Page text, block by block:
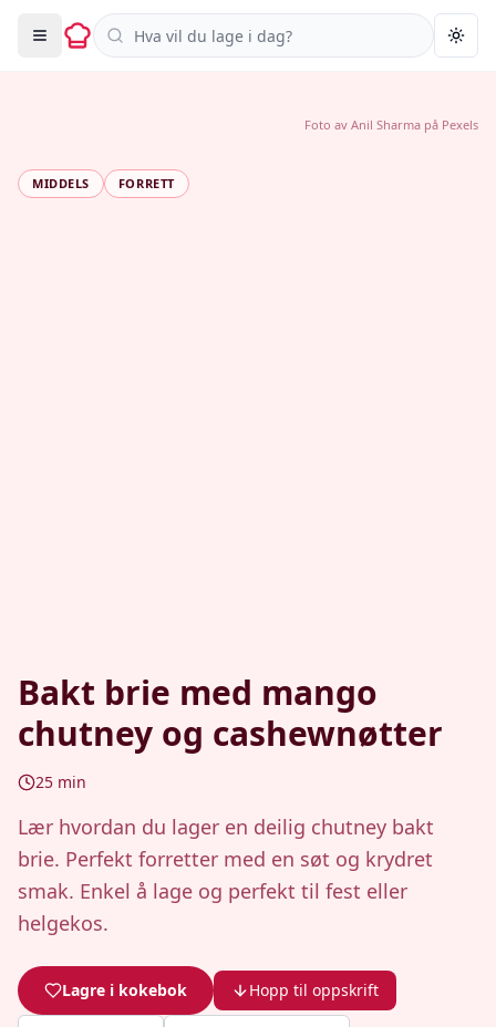
Søk i oppskrifter
MIDDELS FORRETT
Bakt brie med mango
chutney og cashewnøtter
25 min
Lær hvordan du lager en deilig chutney bakt
brie. Perfekt forretter med en søt og krydret
smak. Enkel å lage og perfekt til fest eller
helgekos.
Lagre i kokebok Hopp til oppskrift
Foto av Anil Sharma på Pexels